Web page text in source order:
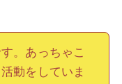
。あっちゃこ
動をしていま